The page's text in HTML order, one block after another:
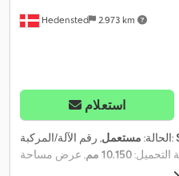
Hedensted 2.973 km
استعلام
الحالة: مستعمل , رقم الآلة/المركبة:
التحميل:10.150 مم
, عرض مساحة